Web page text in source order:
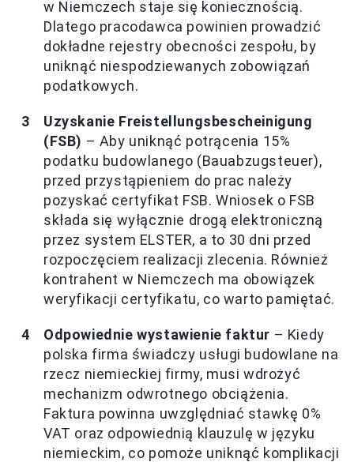
w Niemczech staje się koniecznością.
Dlatego pracodawca powinien prowadzić
dokładne rejestry obecności zespołu, by
uniknąć niespodziewanych zobowiązań
podatkowych.
Uzyskanie Freistellungsbescheinigung
(FSB) – Aby uniknąć potrącenia 15%
podatku budowlanego (Bauabzugsteuer),
przed przystąpieniem do prac należy
pozyskać certyfikat FSB. Wniosek o FSB
składa się wyłącznie drogą elektroniczną
przez system ELSTER, a to 30 dni przed
rozpoczęciem realizacji zlecenia. Również
kontrahent w Niemczech ma obowiązek
weryfikacji certyfikatu, co warto pamiętać.
Odpowiednie wystawienie faktur – Kiedy
polska firma świadczy usługi budowlane na
rzecz niemieckiej firmy, musi wdrożyć
mechanizm odwrotnego obciążenia.
Faktura powinna uwzględniać stawkę 0%
VAT oraz odpowiednią klauzulę w języku
niemieckim, co pomoże uniknąć komplikacji